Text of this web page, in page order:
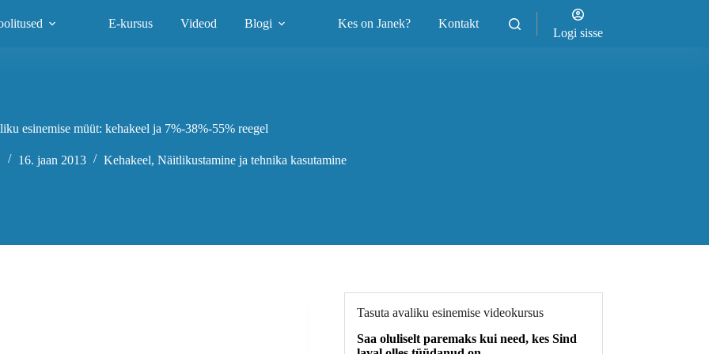
E-kursus Videod Blogi Kes on Janek? Kontakt
Logi sisse
esinemise müüt: kehakeel ja 7%-38%-55% reegel
16. jaan 2013 Kehakeel,Näitlikustamine ja tehnika kasutamine
Tasuta avaliku esinemise videokursus
Saa oluliselt paremaks kui need, kes Sind